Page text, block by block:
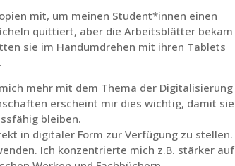
mit, um meinen Student*innen einen
quittiert, aber die Arbeitsblätter bekam
sie im Handumdrehen mit ihren Tablets
mehr mit dem Thema der Digitalisierung
erscheint mir dies wichtig, damit sie
bleiben.
in digitaler Form zur Verfügung zu stellen.
Ich konzentrierte mich z.B. stärker auf